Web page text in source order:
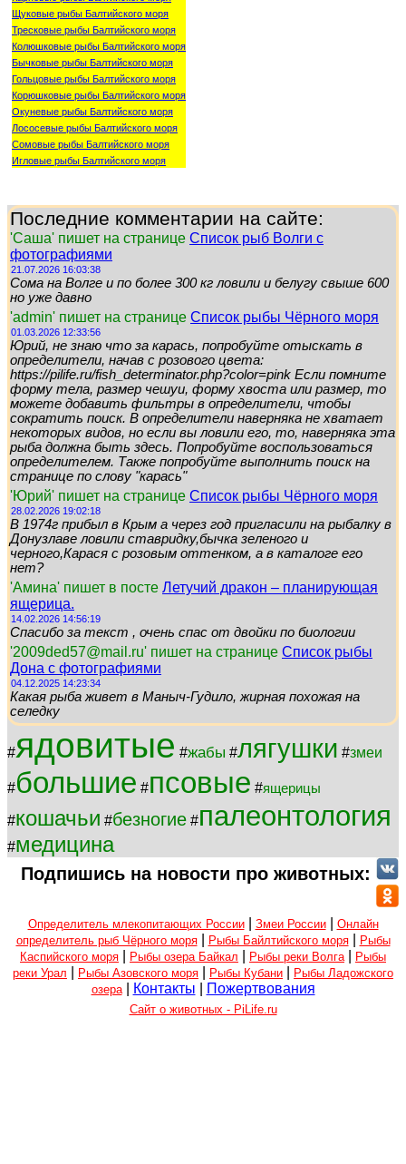
Щуковые рыбы Балтийского моря
Тресковые рыбы Балтийского моря
Колюшковые рыбы Балтийского моря
Бычковые рыбы Балтийского моря
Гольцовые рыбы Балтийского моря
Корюшковые рыбы Балтийского моря
Окуневые рыбы Балтийского моря
Лососевые рыбы Балтийского моря
Сомовые рыбы Балтийского моря
Игловые рыбы Балтийского моря
Последние комментарии на сайте:
'Саша' пишет на странице Список рыб Волги с
фотографиями
21.07.2026 16:03:38
Сома на Волге и по более 300 кг ловили и белугу свыше 600
но уже давно
'admin' пишет на странице Список рыбы Чёрного моря
01.03.2026 12:33:56
Юрий, не знаю что за карась, попробуйте отыскать в
определители, начав с розового цвета:
https://pilife.ru/fish_determinator.php?color=pink Если помните
форму тела, размер чешуи, форму хвоста или размер, то
можете добавить фильтры в определители, чтобы
сократить поиск. В определители наверняка не хватает
некоторых видов, но если вы ловили его, то, наверняка эта
рыба должна быть здесь. Попробуйте воспользоваться
определителем. Также попробуйте выполнить поиск на
странице по слову "карась"
'Юрий' пишет на странице Список рыбы Чёрного моря
28.02.2026 19:02:18
В 1974г прибыл в Крым а через год пригласили на рыбалку в
Донузлаве ловили ставридку,бычка зеленого и
черного,Карася с розовым оттенком, а в каталоге его
нет?
'Амина' пишет в посте Летучий дракон – планирующая
ящерица.
14.02.2026 14:56:19
Спасибо за текст , очень спас от двойки по биологии
'2009ded57@mail.ru' пишет на странице Список рыбы
Дона с фотографиями
04.12.2025 14:23:34
Какая рыба живет в Маныч-Гудило, жирная похожая на
селедку
#ядовитые #жабы #лягушки #змеи
#большие #псовые #ящерицы
#кошачьи #безногие #палеонтология
#медицина
Подпишись на новости про животных:
Определитель млекопитающих России| Змеи России| Онлайн
определитель рыб Чёрного моря| Рыбы Байлтийского моря|
Рыбы
Каспийского моря
Рыбы озера Байкал Рыбы реки Волга
Рыбы
реки Урал
Рыбы Азовского моря Рыбы Кубани
Рыбы Ладожского
озера| Контакты Пожертвования
Сайт о животных - PiLife.ru